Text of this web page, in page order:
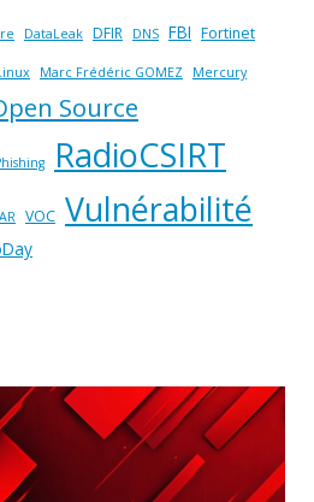
DataLeak DFIR DNS FBI Fortinet
Marc Frédéric GOMEZ Mercury
Source
RadioCSIRT
VOC Vulnérabilité